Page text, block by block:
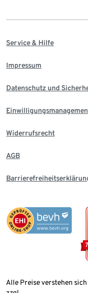
Service & Hilfe
Impressum
Datenschutz und
Widerrufsrecht
AGB
Alle Preise verstehen